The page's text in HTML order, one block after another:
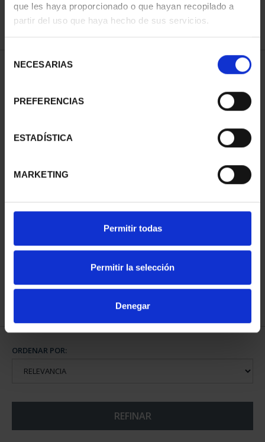
que les haya proporcionado o que hayan recopilado a
partir del uso que haya hecho de sus servicios.
NECESARIAS
PREFERENCIAS
ESTADÍSTICA
MARKETING
Permitir todas
Permitir la selección
Denegar
REFINAR
1 Productos encontrados
CIUDADES PATRIMONIO
73,00 €
ORDENAR POR:
REFINAR